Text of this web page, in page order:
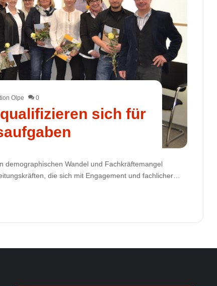
Olpe 0
sich für
demographischen Wandel und Fachkräftemangel
die sich mit Engagement und fachlicher…